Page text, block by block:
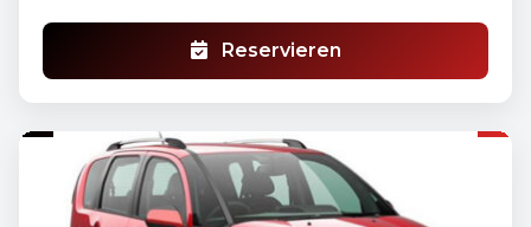
Reservieren